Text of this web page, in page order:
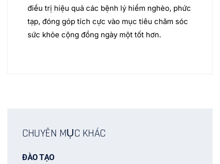
điều trị hiệu quả các bệnh lý hiểm nghèo, phức
tạp, đóng góp tích cực vào mục tiêu chăm sóc
sức khỏe cộng đồng ngày một tốt hơn.
CHUYÊN MỤC KHÁC
ĐÀO TẠO